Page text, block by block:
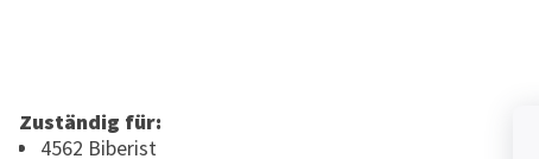
Zuständig für:
4562 Biberist